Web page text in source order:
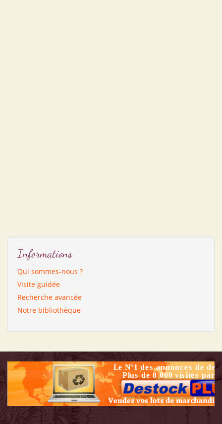
Informations
Qui sommes-nous ?
Visite guidée
Recherche avancée
Notre bibliothèque